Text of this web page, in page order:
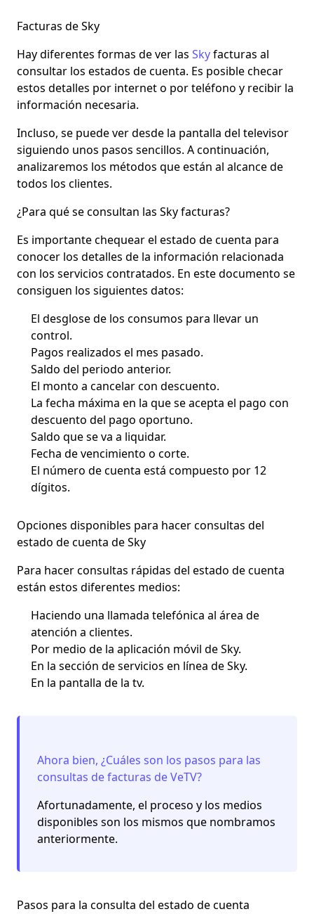
Facturas de Sky
Hay diferentes formas de ver las Skyfacturas al
consultar los estados de cuenta. Es posible checar
estos detalles por internet o por teléfono y recibir la
información necesaria.
Incluso, se puede ver desde la pantalla del televisor
siguiendo unos pasos sencillos. A continuación,
analizaremos los métodos que están al alcance de
todos los clientes.
¿Para qué se consultan las Sky facturas?
Es importante chequear el estado de cuenta para
conocer los detalles de la información relacionada
con los servicios contratados. En este documento se
consiguen los siguientes datos:
El desglose de los consumos para llevar un
control.
Pagos realizados el mes pasado.
Saldo del periodo anterior.
El monto a cancelar con descuento.
La fecha máxima en la que se acepta el pago con
descuento del pago oportuno.
Saldo que se va a liquidar.
Fecha de vencimiento o corte.
El número de cuenta está compuesto por 12
dígitos.
Opciones disponibles para hacer consultas del
estado de cuenta de Sky
Para hacerconsultas rápidas del estado de cuenta
están estos diferentes medios:
Haciendo una llamada telefónica al área de
atención a clientes.
Por medio de la aplicación móvil de Sky.
En la sección de servicios en línea de Sky.
En la pantalla de la tv.
Ahora bien, ¿Cuáles son los pasos para las
consultas de facturas de VeTV?
Afortunadamente, el proceso y los medios
disponibles son los mismos que nombramos
anteriormente.
Pasos para la consulta del estado de cuenta